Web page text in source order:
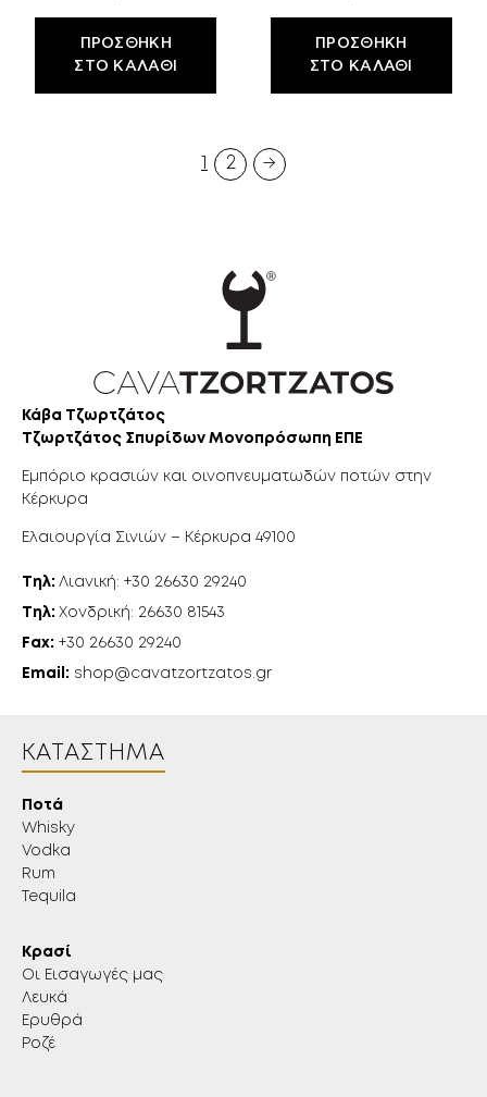
ΠΡΟΣΘΉΚΗ
ΣΤΟ ΚΑΛΆΘΙ
ΠΡΟΣΘΉΚΗ
ΣΤΟ ΚΑΛΆΘΙ
2 →
Κάβα Τζωρτζάτος
Τζωρτζάτος Σπυρίδων Μονοπρόσωπη ΕΠΕ
Εμπόριο κρασιών και οινοπνευματωδών ποτών στην
Κέρκυρα
Ελαιουργία Σινιών – Κέρκυρα 49100
Τηλ: Λιανική: +30 26630 29240
Τηλ: Χονδρική: 26630 81543
Fax: +30 26630 29240
Email: shop@cavatzortzatos.gr
ΚΑΤΆΣΤΗΜΑ
Ποτά
Whisky
Vodka
Rum
Tequila
Κρασί
Οι Εισαγωγές μας
Λευκά
Ερυθρά
Ροζέ